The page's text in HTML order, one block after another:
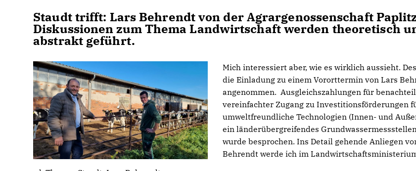
Staudt trifft: Lars Behrendt von der Agrargenossenschaft
Diskussionen zum Thema Landwirtschaft werden theoretisch
abstrakt geführt.
Mich interessiert aber, wie es wirklich aussieht.
die Einladung zu einem Vororttermin von Lars
angenommen. Ausgleichszahlungen für
vereinfachter Zugang zu Investitionsförderungen
umweltfreundliche Technologien (Innen- und
ein länderübergreifendes
wurde besprochen. Ins Detail gehende Anliegen
Behrendt werde ich im